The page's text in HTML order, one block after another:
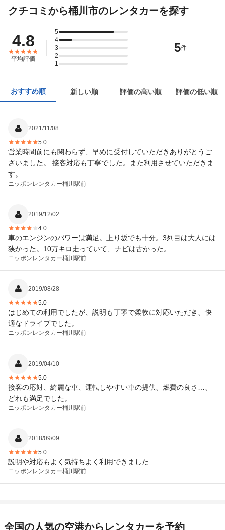
店舗詳細 店舗詳細ページはこちら
この店舗でレンタカーを探す
アクセス 桶川駅より徒歩で約2分（送迎なし）
埼玉県桶川市若宮２－１－４
店舗詳細 店舗詳細ページはこちら
クチコミから桶川市のレンタカーを探す
4.8
平均評価
5
4
3
2
1
5件
おすすめ順 新しい順 評価の高い順 評価の低い順
2021/11/08
5.0
営業時間前にも関わらず、早めに受付していただきありがとうご
ざいました。 接客対応も丁寧でした。また利用させていただきま
す。
ニッポンレンタカー桶川駅前
2019/12/02
4.0
車のエンジンのパワーは満足。上り坂でも十分。3列目は大人には
狭かった。10万キロ走っていて、ナビは古かった。
ニッポンレンタカー桶川駅前
2019/08/28
5.0
はじめての利用でしたが、説明も丁寧で柔軟に対応いただき、快
適なドライブでした。
ニッポンレンタカー桶川駅前
2019/04/10
5.0
接客の応対、綺麗な車、運転しやすい車の提供、燃費の良さ…、
どれも満足でした。
ニッポンレンタカー桶川駅前
2018/09/09
5.0
説明や対応もよく気持ちよく利用できました
ニッポンレンタカー桶川駅前
全国の人気の空港からレンタカーを予約